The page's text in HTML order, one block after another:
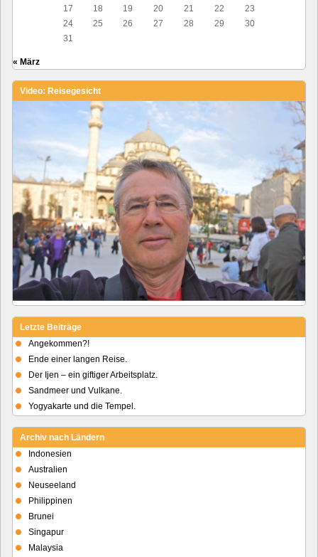
17
18 19 20 21 22
23
24
25 26 27 28 29
30
31
« März
Video: Reisegesicht
Letzte Beiträge
Angekommen?!
Ende einer langen Reise.
Der Ijen – ein giftiger Arbeitsplatz.
Sandmeer und Vulkane.
Yogyakarte und die Tempel.
Archiv nach Ländern
Indonesien
Australien
Neuseeland
Philippinen
Brunei
Singapur
Malaysia